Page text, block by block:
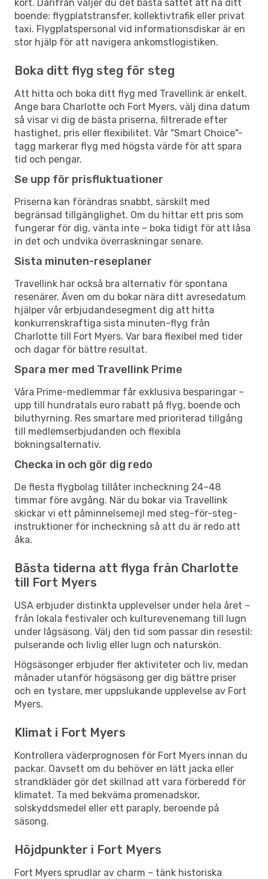
kort. Därifrån väljer du det bästa sättet att nå ditt
boende: flygplatstransfer, kollektivtrafik eller privat
taxi. Flygplatspersonal vid informationsdiskar är en
stor hjälp för att navigera ankomstlogistiken.
Boka ditt flyg steg för steg
Att hitta och boka ditt flyg med Travellink är enkelt.
Ange bara Charlotte och Fort Myers, välj dina datum
så visar vi dig de bästa priserna, filtrerade efter
hastighet, pris eller flexibilitet. Vår "Smart Choice"-
tagg markerar flyg med högsta värde för att spara
tid och pengar.
Se upp för prisfluktuationer
Priserna kan förändras snabbt, särskilt med
begränsad tillgänglighet. Om du hittar ett pris som
fungerar för dig, vänta inte – boka tidigt för att låsa
in det och undvika överraskningar senare.
Sista minuten-reseplaner
Travellink har också bra alternativ för spontana
resenärer. Även om du bokar nära ditt avresedatum
hjälper vår erbjudandesegment dig att hitta
konkurrenskraftiga sista minuten-flyg från
Charlotte till Fort Myers. Var bara flexibel med tider
och dagar för bättre resultat.
Spara mer med Travellink Prime
Våra Prime-medlemmar får exklusiva besparingar –
upp till hundratals euro rabatt på flyg, boende och
biluthyrning. Res smartare med prioriterad tillgång
till medlemserbjudanden och flexibla
bokningsalternativ.
Checka in och gör dig redo
De flesta flygbolag tillåter incheckning 24–48
timmar före avgång. När du bokar via Travellink
skickar vi ett påminnelsemejl med steg-för-steg-
instruktioner för incheckning så att du är redo att
åka.
Bästa tiderna att flyga från Charlotte
till Fort Myers
USA erbjuder distinkta upplevelser under hela året –
från lokala festivaler och kulturevenemang till lugn
under lågsäsong. Välj den tid som passar din resestil:
pulserande och livlig eller lugn och naturskön.
Högsäsonger erbjuder fler aktiviteter och liv, medan
månader utanför högsäsong ger dig bättre priser
och en tystare, mer uppslukande upplevelse av Fort
Myers.
Klimat i Fort Myers
Kontrollera väderprognosen för Fort Myers innan du
packar. Oavsett om du behöver en lätt jacka eller
strandkläder gör det skillnad att vara förberedd för
klimatet. Ta med bekväma promenadskor,
solskyddsmedel eller ett paraply, beroende på
säsong.
Höjdpunkter i Fort Myers
Fort Myers sprudlar av charm – tänk historiska